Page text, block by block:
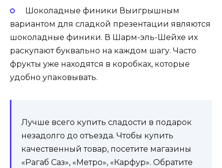
Шоколадные финики Выигрышным
вариантом для сладкой презентации являются
шоколадные финики. В Шарм-эль-Шейхе их
раскупают буквально на каждом шагу. Часто
фрукты уже находятся в коробках, которые
удобно упаковывать.
Лучше всего купить сладости в подарок
незадолго до отъезда. Чтобы купить
качественный товар, посетите магазины
«Рагаб Саз», «Метро», «Карфур». Обратите